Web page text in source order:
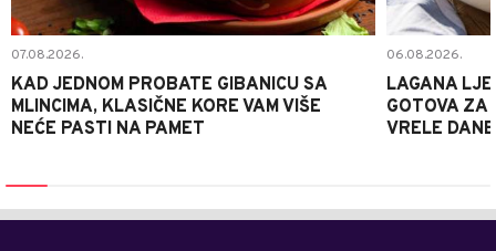
07.08.2026.
KAD JEDNOM PROBATE GIBANICU SA
MLINCIMA, KLASIČNE KORE VAM VIŠE
NEĆE PASTI NA PAMET
06.08.2026.
LAGANA
GOTOVA ZA
VRELE DANE